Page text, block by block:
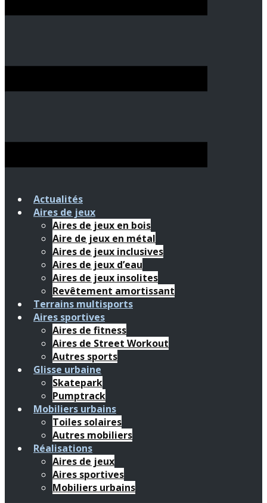
Actualités
Aires de jeux
Aires de jeux en bois
Aire de jeux en métal
Aires de jeux inclusives
Aires de jeux d’eau
Aires de jeux insolites
Revêtement amortissant
Terrains multisports
Aires sportives
Aires de fitness
Aires de Street Workout
Autres sports
Glisse urbaine
Skatepark
Pumptrack
Mobiliers urbains
Toiles solaires
Autres mobiliers
Réalisations
Aires de jeux
Aires sportives
Mobiliers urbains